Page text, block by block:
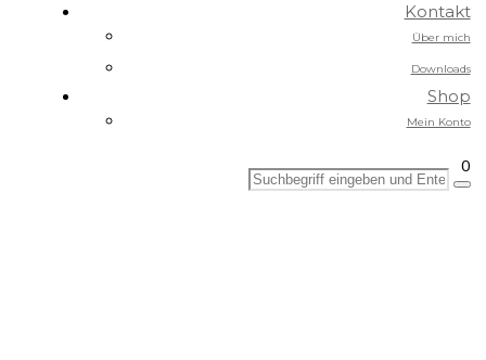
Kontakt
Über mich
Downloads
Shop
Mein Konto
0